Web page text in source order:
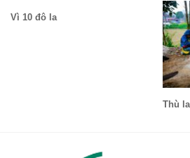
Vì 10 đô la
Thù